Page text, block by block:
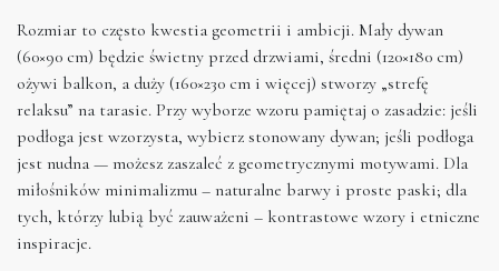
Rozmiar to często kwestia geometrii i ambicji. Mały dywan
(60×90 cm) będzie świetny przed drzwiami, średni (120×180 cm)
ożywi balkon, a duży (160×230 cm i więcej) stworzy „strefę
relaksu” na tarasie. Przy wyborze wzoru pamiętaj o zasadzie: jeśli
podłoga jest wzorzysta, wybierz stonowany dywan; jeśli podłoga
jest nudna — możesz zaszaleć z geometrycznymi motywami. Dla
miłośników minimalizmu – naturalne barwy i proste paski; dla
tych, którzy lubią być zauważeni – kontrastowe wzory i etniczne
inspiracje.